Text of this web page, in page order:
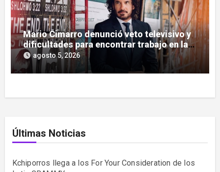
Mario Cimarro denunció veto televisivo y
dificultades para encontrar trabajo en la
actuación
agosto 5, 2026
Últimas Noticias
Kchiporros llega a los For Your Consideration de los